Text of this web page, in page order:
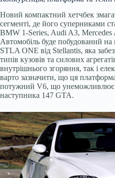
Новий компактний хетчбек
сегменті, де його суперниками
BMW 1-Series, Audi A3,
Автомобіль буде побудований на
STLA ONE від Stellantis, яка
типів кузовів та силових
внутрішнього згоряння, так і
варто зазначити, що ця
потужний V6, що унеможливлює
наступника 147 GTA.